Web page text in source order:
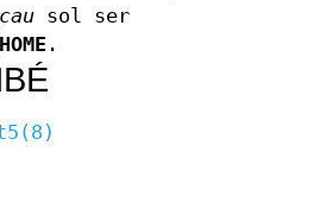
sol ser
.